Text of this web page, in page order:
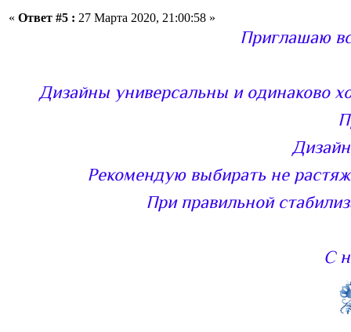
« Ответ #5 : 27 Марта 2020, 21:00:58 »
Приглашаю
Дизайны универсальны и одинаково
Рекомендую выбирать не
При правильной
С